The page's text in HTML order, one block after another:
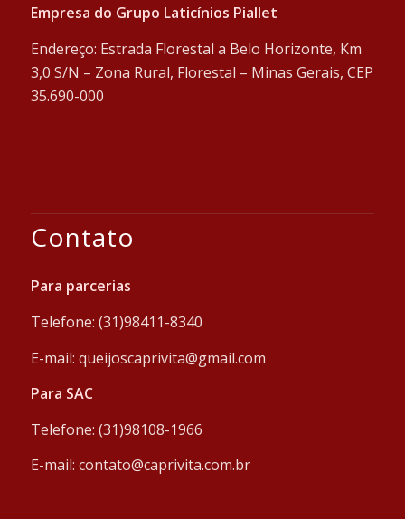
Empresa do Grupo Laticínios Piallet
Endereço: Estrada Florestal a Belo Horizonte, Km
3,0 S/N – Zona Rural, Florestal – Minas Gerais, CEP
35.690-000
Contato
Para parcerias
Telefone: (31)98411-8340
E-mail: queijoscaprivita@gmail.com
Para SAC
Telefone: (31)98108-1966
E-mail: contato@caprivita.com.br